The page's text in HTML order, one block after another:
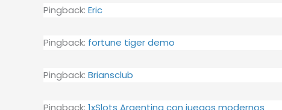
Pingback: Eric
Pingback: fortune tiger demo
Pingback: Briansclub
Pingback: 1xSlots Argentina con juegos modernos